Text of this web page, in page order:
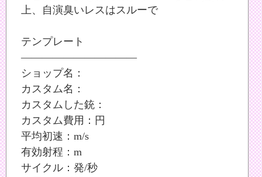
上、自演臭いレスはスルーで
テンプレート
———————————
ショップ名：
カスタム名：
カスタムした銃：
カスタム費用：円
平均初速：m/s
有効射程：m
サイクル：発/秒